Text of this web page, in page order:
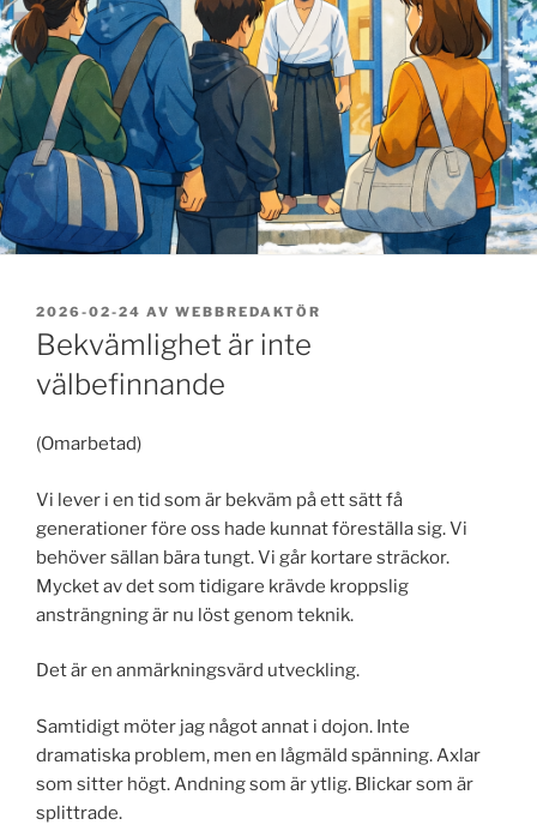
PUBLICERAT
2026-02-24 AV WEBBREDAKTÖR
Bekvämlighet är inte
välbefinnande
(Omarbetad)
Vi lever i en tid som är bekväm på ett sätt få
generationer före oss hade kunnat föreställa sig. Vi
behöver sällan bära tungt. Vi går kortare sträckor.
Mycket av det som tidigare krävde kroppslig
ansträngning är nu löst genom teknik.
Det är en anmärkningsvärd utveckling.
Samtidigt möter jag något annat i dojon. Inte
dramatiska problem, men en lågmäld spänning. Axlar
som sitter högt. Andning som är ytlig. Blickar som är
splittrade.